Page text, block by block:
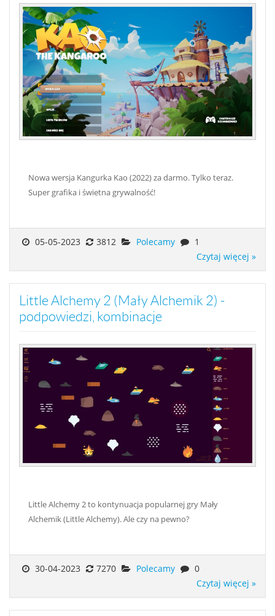
Nowa wersja Kangurka Kao (2022) za darmo. Tylko teraz.
Super grafika i świetna grywalność!
05-05-2023 3812 Polecamy
1
Czytaj więcej »
Little Alchemy 2 (Mały Alchemik 2) -
podpowiedzi, kombinacje
Little Alchemy 2 to kontynuacja popularnej gry Mały
Alchemik (Little Alchemy). Ale czy na pewno?
30-04-2023 7270 Polecamy
0
Czytaj więcej »